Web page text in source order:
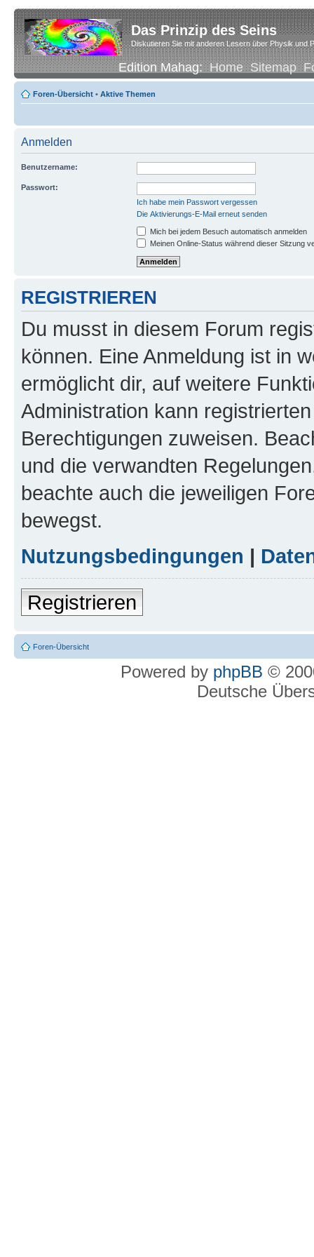
Das Prinzip des Seins
Diskutieren Sie mit anderen Lesern über Physik und
Edition Mahag:Home Sitemap
Foren-Übersicht • Aktive Themen
Anmelden
Benutzername:
Passwort:
Ich habe mein Passwort vergessen
Die Aktivierungs-E-Mail erneut senden
Mich bei jedem Besuch automatisch anmelden
Meinen Online-Status während dieser Sitzung
REGISTRIEREN
Du musst in diesem Forum
können. Eine Anmeldung ist in
ermöglicht dir, auf weitere
Administration kann
Berechtigungen zuweisen.
und die verwandten
beachte auch die jeweiligen
bewegst.
Nutzungsbedingungen |
Registrieren
Foren-Übersicht
Powered by phpBB ©
Deutsche